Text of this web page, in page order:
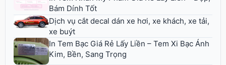
Bám Dính Tốt
Dịch vụ cắt decal dán xe hơi, xe khách, xe tải,
xe buýt
In Tem Bạc Giá Rẻ Lấy Liền – Tem Xi Bạc Ánh
Kim, Bền, Sang Trọng